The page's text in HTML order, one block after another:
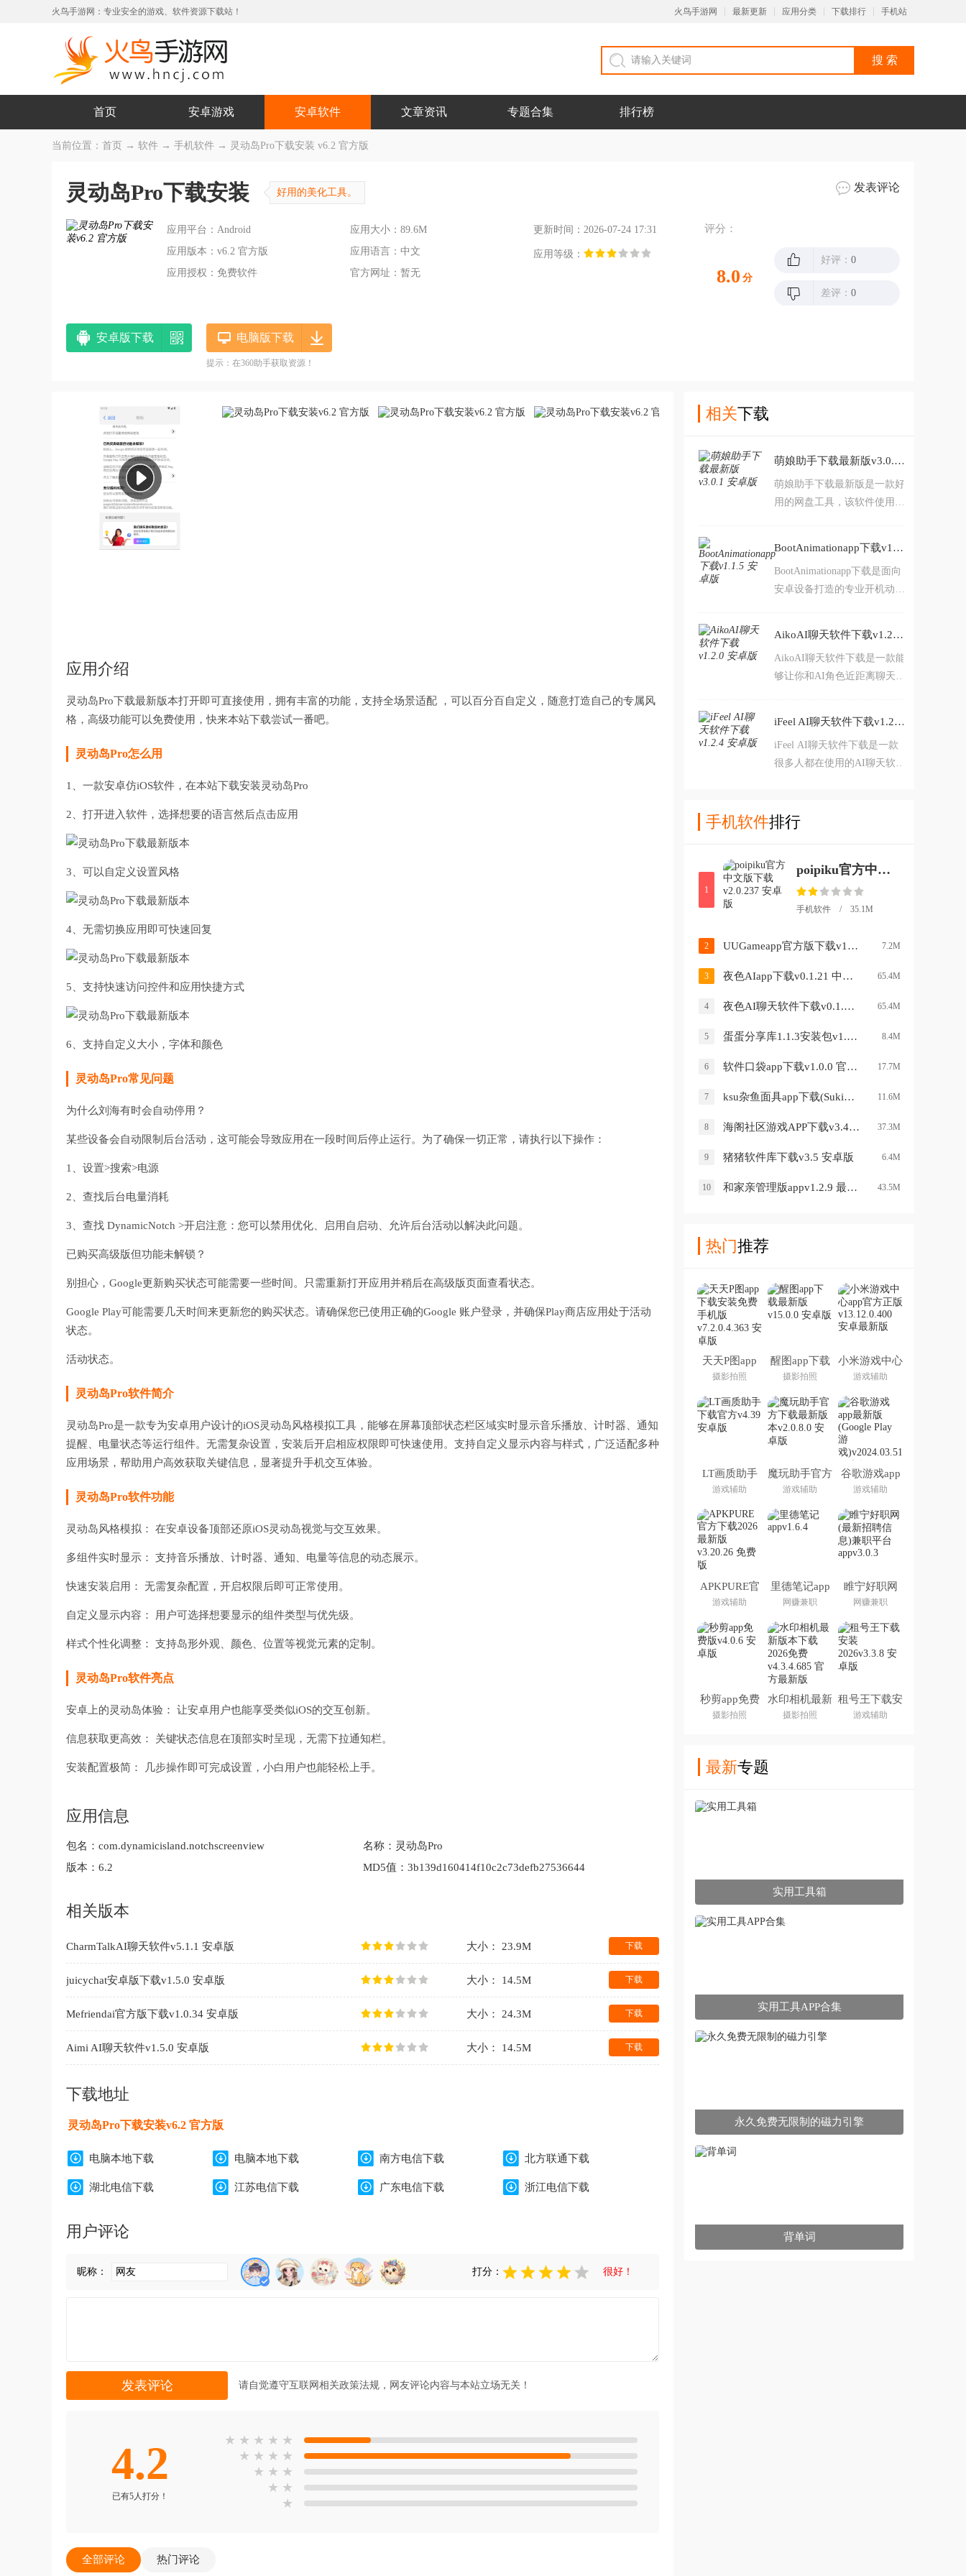
火鸟手游网：专业安全的游戏、软件资源下载站！ 火鸟手游网 最新更新 应用分类 下载排行 手机站
首页 安卓游戏 安卓软件 文章资讯 专题合集 排行榜
当前位置： 首页 → 软件 → 手机软件 → 灵动岛Pro下载安装 v6.2 官方版
灵动岛Pro下载安装 好用的美化工具。 发表评论
应用平台：Android 应用大小：89.6M
更新时间：2026-07-24 17:31
应用版本：v6.2 官方版
应用语言：中文
应用等级：
应用授权：免费软件
官方网址：暂无
评分：
8.0 分
好评： 0
差评： 0
安卓版下载 电脑版下载
提示：在360助手获取资源！
应用介绍
灵动岛Pro下载最新版本打开即可直接使用，拥有丰富的功能，支持全场景适配 ，可以百分百自定义，随意打造自己的专属风
格，高级功能可以免费使用，快来本站下载尝试一番吧。
灵动岛Pro怎么用
1、一款安卓仿iOS软件，在本站下载安装灵动岛Pro
2、打开进入软件，选择想要的语言然后点击应用
3、可以自定义设置风格
4、无需切换应用即可快速回复
5、支持快速访问控件和应用快捷方式
6、支持自定义大小，字体和颜色
灵动岛Pro常见问题
为什么刘海有时会自动停用？
某些设备会自动限制后台活动，这可能会导致应用在一段时间后停止运行。为了确保一切正常，请执行以下操作：
1、设置>搜索>电源
2、查找后台电量消耗
3、查找 DynamicNotch >开启注意：您可以禁用优化、启用自启动、允许后台活动以解决此问题。
已购买高级版但功能未解锁？
别担心，Google更新购买状态可能需要一些时间。只需重新打开应用并稍后在高级版页面查看状态。
Google Play可能需要几天时间来更新您的购买状态。请确保您已使用正确的Google 账户登录，并确保Play商店应用处于活动
状态。
活动状态。
灵动岛Pro软件简介
灵动岛Pro是一款专为安卓用户设计的iOS灵动岛风格模拟工具，能够在屏幕顶部状态栏区域实时显示音乐播放、计时器、通知
提醒、电量状态等运行组件。无需复杂设置，安装后开启相应权限即可快速使用。支持自定义显示内容与样式，广泛适配多种
应用场景，帮助用户高效获取关键信息，显著提升手机交互体验。
灵动岛Pro软件功能
灵动岛风格模拟： 在安卓设备顶部还原iOS灵动岛视觉与交互效果。
多组件实时显示： 支持音乐播放、计时器、通知、电量等信息的动态展示。
快速安装启用： 无需复杂配置，开启权限后即可正常使用。
自定义显示内容： 用户可选择想要显示的组件类型与优先级。
样式个性化调整： 支持岛形外观、颜色、位置等视觉元素的定制。
灵动岛Pro软件亮点
安卓上的灵动岛体验： 让安卓用户也能享受类似iOS的交互创新。
信息获取更高效： 关键状态信息在顶部实时呈现，无需下拉通知栏。
安装配置极简： 几步操作即可完成设置，小白用户也能轻松上手。
应用信息
包名： com.dynamicisland.notchscreenview 名称： 灵动岛Pro
版本： 6.2 MD5值： 3b139d160414f10c2c73defb27536644
相关版本
CharmTalkAI聊天软件v5.1.1 安卓版 大小： 23.9M 下载
juicychat安卓版下载v1.5.0 安卓版 大小： 14.5M 下载
Mefriendai官方版下载v1.0.34 安卓版 大小： 24.3M 下载
Aimi AI聊天软件v1.5.0 安卓版 大小： 14.5M 下载
下载地址
灵动岛Pro下载安装v6.2 官方版
电脑本地下载 电脑本地下载 南方电信下载 北方联通下载
湖北电信下载 江苏电信下载 广东电信下载 浙江电信下载
用户评论
昵称： 打分： 很好！
请自觉遵守互联网相关政策法规，网友评论内容与本站立场无关！
4.2
已有5人打分！
★ ★ ★ ★ ★
★ ★ ★ ★
★ ★ ★
★ ★
★
全部评论 热门评论
相关下载
萌娘助手下载最新版v3.0.1 安卓版
萌娘助手下载最新版是一款好
用的网盘工具，该软件使用没
力链接，同时支持多个任务在
线下载，界面特别的干净整
洁，操作过程很简单，感兴趣
BootAnimationapp下载v1.1.5 安卓版
BootAnimationapp下载是面向
安卓设备打造的专业开机动画
机重启都拥有专属视觉画面，
里面的所有内容都可以自定义
修改，感兴趣的话来本站体验
AikoAI聊天软件下载v1.2.0 安卓版
AikoAI聊天软件下载是一款能
够让你和AI角色近距离聊天互
各方面互动，除此之外你还可
以赠送她们道具来获得好感
度，整体玩法没有任何的的限
iFeel AI聊天软件下载v1.2.4 安卓版
iFeel AI聊天软件下载是一款
很多人都在使用的AI聊天软
该软件，随着聊天次数增加，
的图片哦。
手机软件排行
1
poipiku官方中文版下载v2.0.237 安卓版
手机软件 / 35.1M
2 UUGameapp官方版下载v1.0.1 中文版 7.2M
3 夜色AIapp下载v0.1.21 中文版 65.4M
4 夜色AI聊天软件下载v0.1.21 中文版 65.4M
5 蛋蛋分享库1.1.3安装包v1.1.3 免费版 8.4M
6 软件口袋app下载v1.0.0 官方版 17.7M
7 ksu杂鱼面具app下载(SukiSU Ultra)v4.1.3 中文版 11.6M
8 海阁社区游戏APP下载v3.4 安卓版 37.3M
9 猪猪软件库下载v3.5 安卓版 6.4M
10 和家亲管理版appv1.2.9 最新版 43.5M
热门推荐
天天P图app
下载安装免费
手机版
摄影拍照
醒图app下载
最新版
摄影拍照
小米游戏中心
app官方正版
游戏辅助
LT画质助手
下载官方
游戏辅助
魔玩助手官方
下载最新版本
游戏辅助
谷歌游戏app
最新版
(Google Play
游戏)
游戏辅助
APKPURE官
方下载2026
最新版
游戏辅助
里德笔记app
网赚兼职
睢宁好职网
(最新招聘信
息)兼职平台
app
网赚兼职
秒剪app免费
版
摄影拍照
水印相机最新
版本下载
2026免费
摄影拍照
租号王下载安
装2026
游戏辅助
最新专题
实用工具箱
实用工具APP合集
永久免费无限制的磁力引擎
背单词